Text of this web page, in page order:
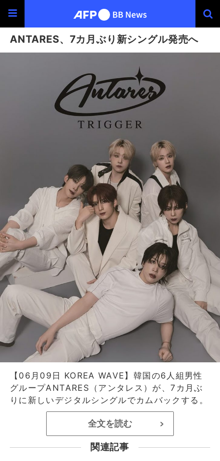
ANTARES、7カ月ぶり新シングル発売へ
【06月09日 KOREA WAVE】韓国の6人組男性
グループANTARES（アンタレス）が、7カ月ぶ
りに新しいデジタルシングルでカムバックする。
全文を読む >
関連記事